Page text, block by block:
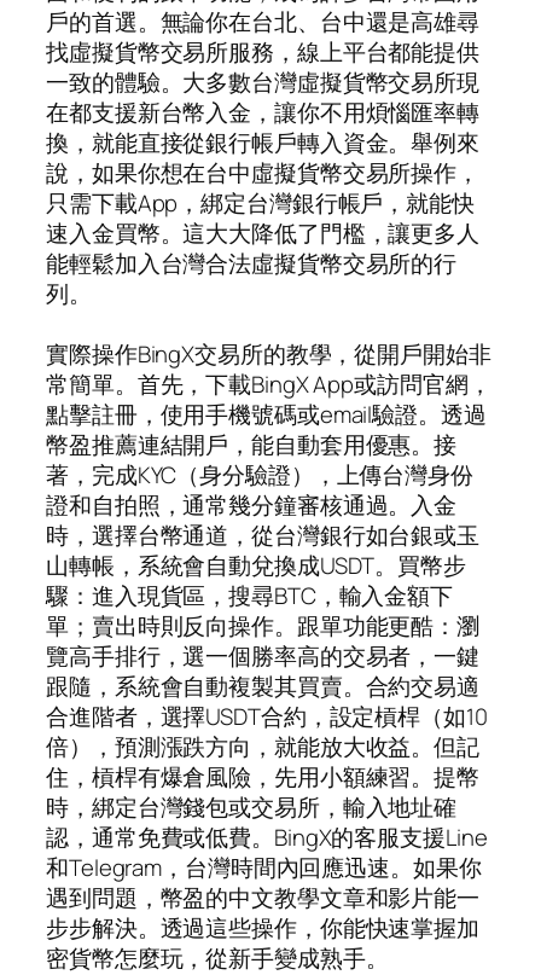
戶的首選。無論你在台北、台中還是高雄尋
找虛擬貨幣交易所服務，線上平台都能提供
一致的體驗。大多數台灣虛擬貨幣交易所現
在都支援新台幣入金，讓你不用煩惱匯率轉
換，就能直接從銀行帳戶轉入資金。舉例來
說，如果你想在台中虛擬貨幣交易所操作，
只需下載App，綁定台灣銀行帳戶，就能快
速入金買幣。這大大降低了門檻，讓更多人
能輕鬆加入台灣合法虛擬貨幣交易所的行
列。
實際操作BingX交易所的教學，從開戶開始非
常簡單。首先，下載BingX App或訪問官網，
點擊註冊，使用手機號碼或email驗證。透過
幣盈推薦連結開戶，能自動套用優惠。接
著，完成KYC（身分驗證），上傳台灣身份
證和自拍照，通常幾分鐘審核通過。入金
時，選擇台幣通道，從台灣銀行如台銀或玉
山轉帳，系統會自動兌換成USDT。買幣步
驟：進入現貨區，搜尋BTC，輸入金額下
單；賣出時則反向操作。跟單功能更酷：瀏
覽高手排行，選一個勝率高的交易者，一鍵
跟隨，系統會自動複製其買賣。合約交易適
合進階者，選擇USDT合約，設定槓桿（如10
倍），預測漲跌方向，就能放大收益。但記
住，槓桿有爆倉風險，先用小額練習。提幣
時，綁定台灣錢包或交易所，輸入地址確
認，通常免費或低費。BingX的客服支援Line
和Telegram，台灣時間內回應迅速。如果你
遇到問題，幣盈的中文教學文章和影片能一
步步解決。透過這些操作，你能快速掌握加
密貨幣怎麼玩，從新手變成熟手。